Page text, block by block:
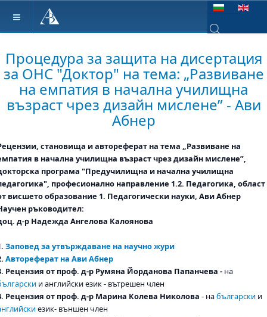
Изберете език
Процедура за защита на дисертация
за ОНС "Доктор" на тема: „Развиване
на емпатия в начална училищна
възраст чрез дизайн мислене” - Ави
Абнер
становища и автореферат на тема „Развиване на
в начална училищна възраст чрез дизайн мислене”,
програма "Предучилищна и начална училищна
професионално направление 1.2. Педагогика, област
висшето образование 1. Педагогически науки, Ави Абнер
ръководител:
д-р Надежда Ангелова Калоянова
Заповед за утвърждаване на научно жури
Автореферат на Ави Абнер
Рецензия от проф. д-р Румяна Йорданова Папанчева - на
и английски език - вътрешен член
Рецензия от проф. д-р Марина Колева Николова - набългарскии
език- външен член